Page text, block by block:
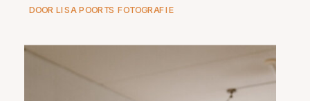
DOOR LISA POORTS FOTOGRAFIE